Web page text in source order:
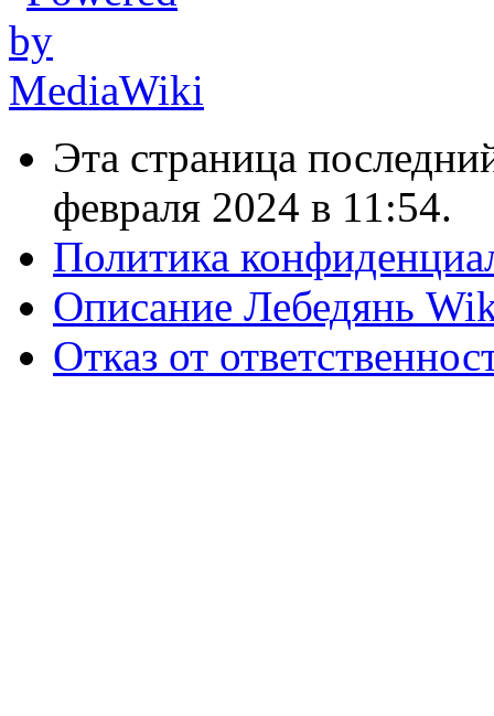
Эта страница
февраля 2024 в 11:54.
Политика
Описание Лебедянь
Отказ от